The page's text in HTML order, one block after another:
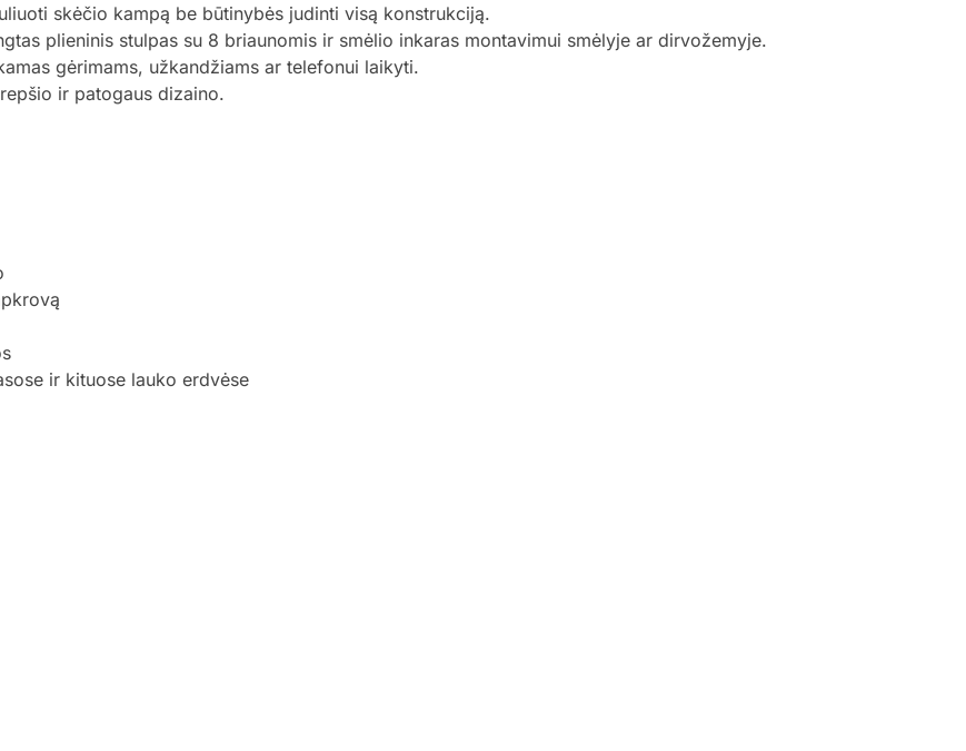
skėčio kampą be būtinybės judinti visą konstrukciją.
plieninis stulpas su 8 briaunomis ir smėlio inkaras montavimui smėlyje ar dirvožemyje.
gėrimams, užkandžiams ar telefonui laikyti.
ir patogaus dizaino.
ir kituose lauko erdvėse